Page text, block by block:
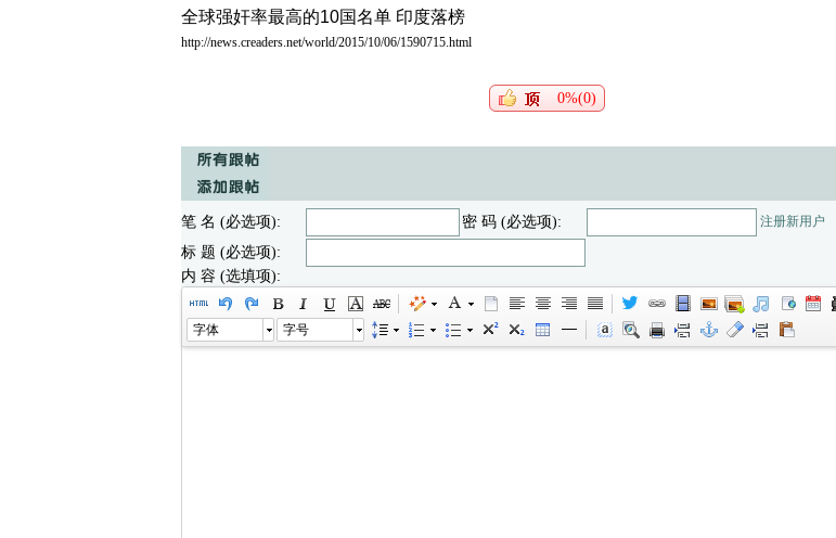
全球强奸率最高的10国名单 印度落榜
http://news.creaders.net/world/2015/10/06/1590715.html
0%(0)
笔 名 (必选项): 密 码 (必选项): 注册新用户
标 题 (必选项):
内 容 (选填项):
字体 字号